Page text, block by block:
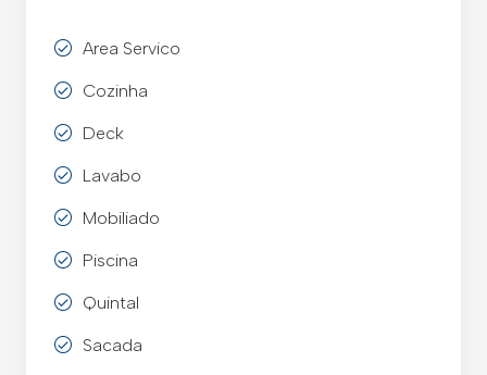
Area Servico
Cozinha
Deck
Lavabo
Mobiliado
Piscina
Quintal
Sacada